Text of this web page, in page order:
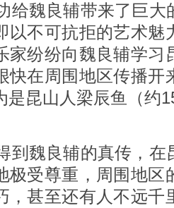
给魏良辅带来了巨大
以不可抗拒的艺术魅
家纷纷向魏良辅学习
快在周围地区传播开
是昆山人梁辰鱼（约
到魏良辅的真传，在
极受尊重，周围地区
，甚至还有人不远千